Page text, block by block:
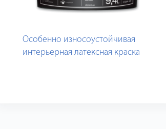
Особенно износоустойчивая
интерьерная латексная краска